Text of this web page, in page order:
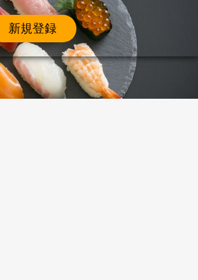
新規登録